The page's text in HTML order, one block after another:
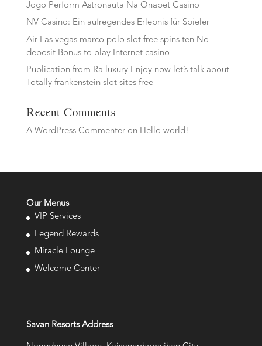
Jogo Perform Astronauta Na Onabet Casino
NV Casino: Ein aufregendes Erlebnis für Spieler
Air Las vegas marco polo slot free spins ten No
deposit Bonus to play Internet casino
Publication from Ra luxury Enjoy now let’s talk about
Totally frankenstein slot sites free
Recent Comments
A WordPress Commenteron Hello world!
Our Menus
VIP Services
Legend Rewards
Miracle Lounge
Welcome Center
Savan Resorts Address